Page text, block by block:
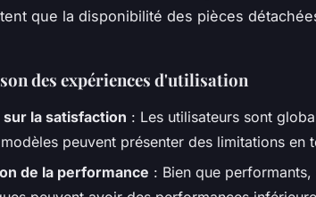
que la disponibilité des pièces
des expériences d'utilisation
sur la satisfaction : Les utilisateurs sont
peuvent présenter des limitations en
de la performance : Bien que